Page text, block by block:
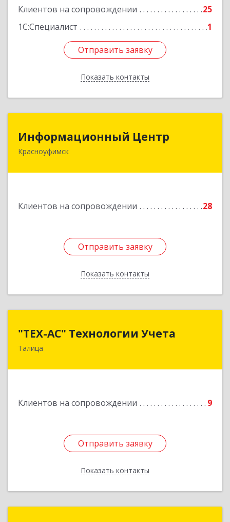
Клиентов на сопровождении
25
1С:Специалист
1
Отправить заявку
Показать контакты
Отправить заявку
Назад
Информационный Центр
Красноуфимск
Клиентов на сопровождении 28
Отправить заявку
Показать контакты
Информационный Центр
623300, Свердловская обл, Красноуфимск г,
Отправить заявку
Назад
"ТЕХ-АС" Технологии Учета
Талица
Клиентов на сопровождении 9
Отправить заявку
Показать контакты
Отправить заявку
Назад